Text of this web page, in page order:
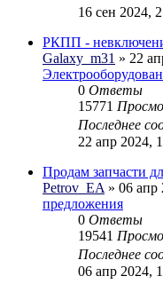
16 сен 2024,
РКПП -
Galaxy_m31 » 22
0 Ответы
15771
Последнее
22 апр 2024,
Продам запчасти
Petrov_EA » 06 апр
предложения
0 Ответы
19541
Последнее
06 апр 2024,